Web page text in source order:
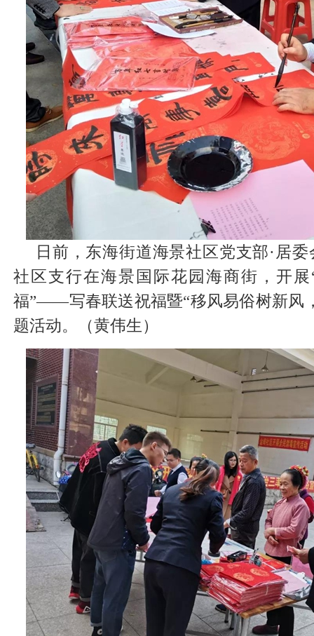
日前，东海街道海景社区党支部·居
社区支行在海景国际花园海商街，开
福”——写春联送祝福暨“移风易俗树新风
题活动。（黄伟生）